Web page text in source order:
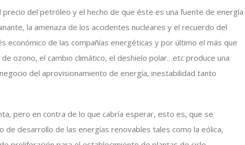
precio del petróleo y el hecho de que éste es una fuente de energía
la amenaza de los accidentes nucleares y el recuerdo del
económico de las compañías energéticas y por último el más que
ozono, el cambio climático, el deshielo polar…etc produce una
del aprovisionamiento de energía, inestabilidad tanto
pero en contra de lo que cabría esperar, esto es, que se
de desarrollo de las energías renovables tales como la eólica,